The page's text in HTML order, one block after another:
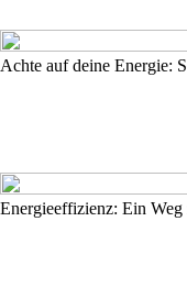
Achte auf deine Energie:
Energieeffizienz: Ein